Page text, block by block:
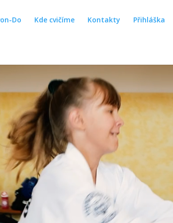
Do Kde cvičíme Kontakty Přihláška